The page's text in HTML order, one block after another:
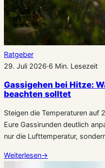
Ratgeber
29. Juli 2026·6 Min. Lesezeit
Gassigehen bei Hitze:
beachten solltet
Steigen die Temperaturen auf
Eure Gassirunden deutlich
nur die Lufttemperatur,
Weiterlesen→